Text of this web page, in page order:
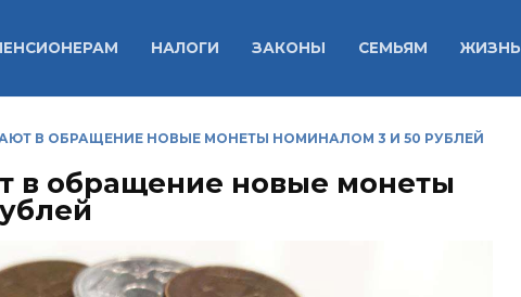
НАЛОГИ ЗАКОНЫ СЕМЬЯМ ЖИЗНЬ
В ОБРАЩЕНИЕ НОВЫЕ МОНЕТЫ НОМИНАЛОМ 3 И 50 РУБЛЕЙ
в обращение новые монеты